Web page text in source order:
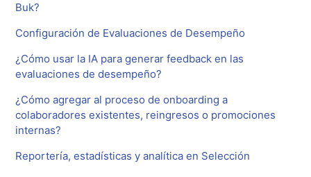
Buk?
Configuración de Evaluaciones de Desempeño
¿Cómo usar la IA para generar feedback en las
evaluaciones de desempeño?
¿Cómo agregar al proceso de onboarding a
colaboradores existentes, reingresos o promociones
internas?
Reportería, estadísticas y analítica en Selección